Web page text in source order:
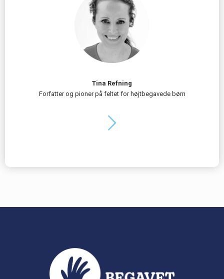
Tina Refning
Forfatter og pioner på feltet for højtbegavede børn